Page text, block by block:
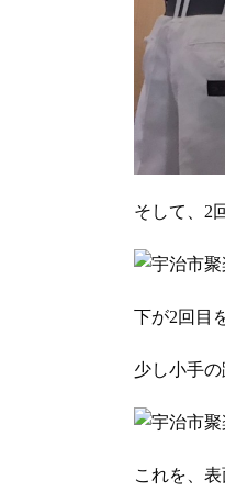
そして、2
下が2回目
少し小手の
これを、